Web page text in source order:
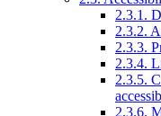
2.3.1.
2.3.2.
2.3.3.
2.3.4.
2.3.5.
2.3.6.